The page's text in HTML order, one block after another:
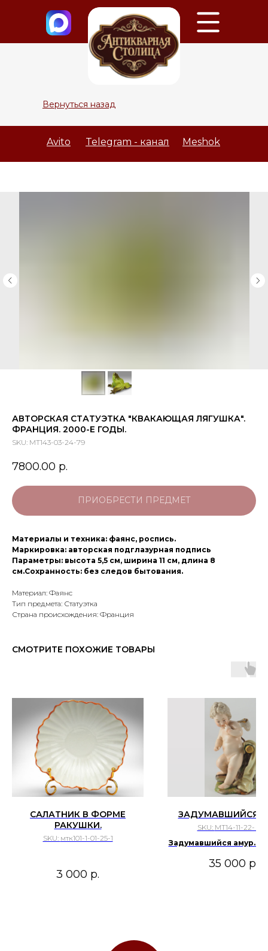
Вернуться назад
Meshok
Avito Telegram - канал
АВТОРСКАЯ СТАТУЭТКА "КВАКАЮЩАЯ ЛЯГУШКА".
ФРАНЦИЯ. 2000-Е ГОДЫ.
SKU: МТ143-03-24-79
7800.00 р.
ПРИОБРЕСТИ ПРЕДМЕТ
Материалы и техника: фаянс, роспись.
Маркировка: авторская подглазурная подпись
Параметры: высота 5,5 см, ширина 11 см, длина 8
см.Сохранность: без следов бытования.
Материал: Фаянс
Тип предмета: Статуэтка
Страна происхождения: Франция
СМОТРИТЕ ПОХОЖИЕ ТОВАРЫ
САЛАТНИК В ФОРМЕ
РАКУШКИ.
SKU: мтк101-1-01-25-1
3 000 р.
ЗАДУМАВШИЙСЯ
SKU: МТ14-11-22- 4
Задумавшийся амур.
Manufactory.
35 000 р.